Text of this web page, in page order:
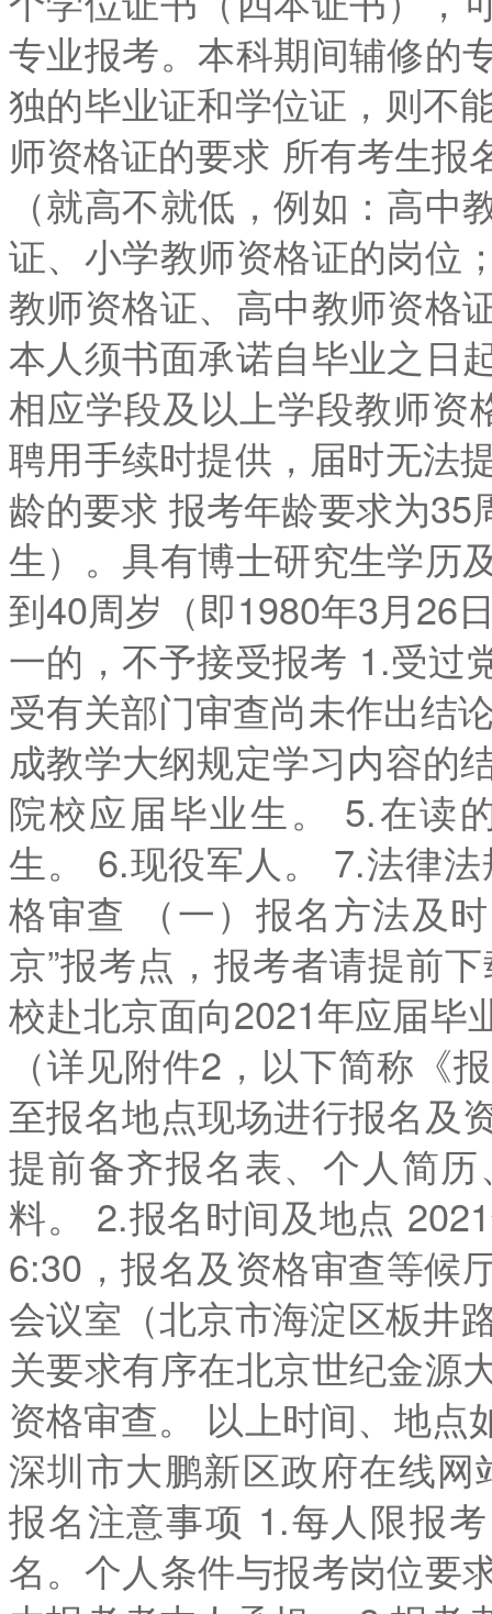
专业报考。本科期间辅修的
独的毕业证和学位证，则不
师资格证的要求 所有考生报
（就高不就低，例如：高
证、小学教师资格证的岗位
教师资格证、高中教师资格
本人须书面承诺自毕业之日
相应学段及以上学段教师资
聘用手续时提供，届时无法
龄的要求 报考年龄要求为
生）。具有博士研究生学历
到40周岁（即1980年3月26
一的，不予接受报考 1.受过
受有关部门审查尚未作出结
成教学大纲规定学习内容的
院校应届毕业生。 5.在读
生。 6.现役军人。 7.法律
格审查 （一）报名方法及
京”报考点，报考者请提前
校赴北京面向2021年应届毕
（详见附件2，以下简称《
至报名地点现场进行报名及
提前备齐报名表、个人简
料。 2.报名时间及地点
6:30，报名及资格审查等候
会议室（北京市海淀区板井
关要求有序在北京世纪金源
资格审查。 以上时间、地点
深圳市大鹏新区政府在线
报名注意事项 1.每人限报
名。个人条件与报考岗位要